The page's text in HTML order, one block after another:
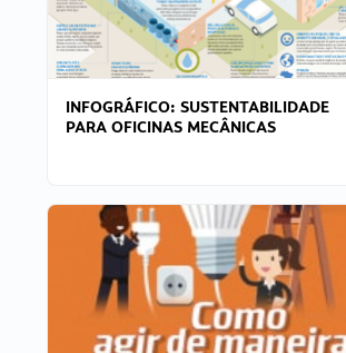
INFOGRÁFICO: SUSTENTABILIDADE
PARA OFICINAS MECÂNICAS